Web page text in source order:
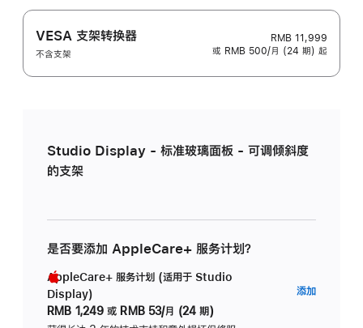
VESA 支架转换器
不含支架
RMB 11,999
或 RMB 500/月 (24 期) 起
Studio Display - 标准玻璃面板 - 可调倾斜度
的支架
是否要添加 AppleCare+ 服务计划？
AppleCare+ 服务计划 (适用于 Studio
Display)
RMB 1,249 或 RMB 53/月 (24 期)
添加